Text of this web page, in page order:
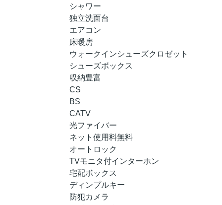
シャワー
独立洗面台
エアコン
床暖房
ウォークインシューズクロゼット
シューズボックス
収納豊富
CS
BS
CATV
光ファイバー
ネット使用料無料
オートロック
TVモニタ付インターホン
宅配ボックス
ディンプルキー
防犯カメラ